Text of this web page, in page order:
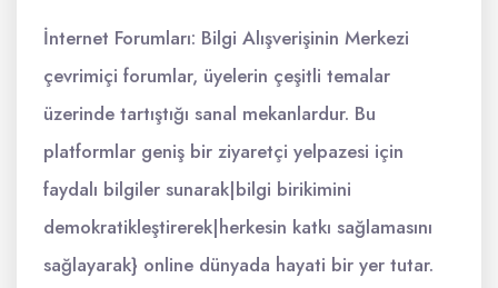
İnternet Forumları: Bilgi Alışverişinin Merkezi
çevrimiçi forumlar, üyelerin çeşitli temalar
üzerinde tartıştığı sanal mekanlardur. Bu
platformlar geniş bir ziyaretçi yelpazesi için
faydalı bilgiler sunarak|bilgi birikimini
demokratikleştirerek|herkesin katkı sağlamasını
sağlayarak} online dünyada hayati bir yer tutar.